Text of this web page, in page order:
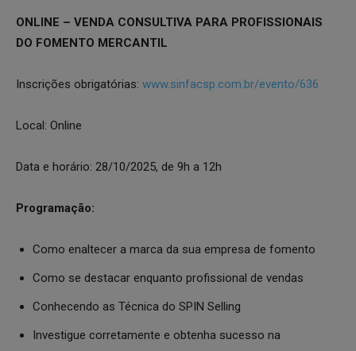
ONLINE – VENDA CONSULTIVA PARA PROFISSIONAIS
DO FOMENTO MERCANTIL
Inscrições obrigatórias: www.sinfacsp.com.br/evento/636
Local: Online
Data e horário: 28/10/2025, de 9h a 12h
Programação:
Como enaltecer a marca da sua empresa de fomento
Como se destacar enquanto profissional de vendas
Conhecendo as Técnica do SPIN Selling
Investigue corretamente e obtenha sucesso na